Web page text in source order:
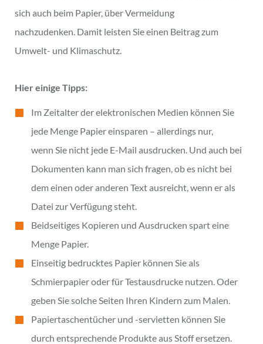
sich auch beim Papier, über Vermeidung
nachzudenken. Damit leisten Sie einen Beitrag zum
Umwelt- und Klimaschutz.
Hier einige Tipps:
Im Zeitalter der elektronischen Medien können Sie
jede Menge Papier einsparen – allerdings nur,
wenn Sie nicht jede E-Mail ausdrucken. Und auch bei
Dokumenten kann man sich fragen, ob es nicht bei
dem einen oder anderen Text ausreicht, wenn er als
Datei zur Verfügung steht.
Beidseitiges Kopieren und Ausdrucken spart eine
Menge Papier.
Einseitig bedrucktes Papier können Sie als
Schmierpapier oder für Testausdrucke nutzen. Oder
geben Sie solche Seiten Ihren Kindern zum Malen.
Papiertaschentücher und -servietten können Sie
durch entsprechende Produkte aus Stoff ersetzen.